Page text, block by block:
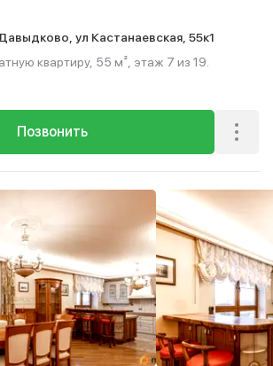
ул Кастанаевская, 55к1
квартиру, 55 м², этаж 7 из 19.
Позвонить